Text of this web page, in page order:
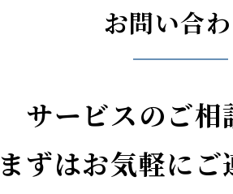
お問い合
サービスのご
まずはお気軽に